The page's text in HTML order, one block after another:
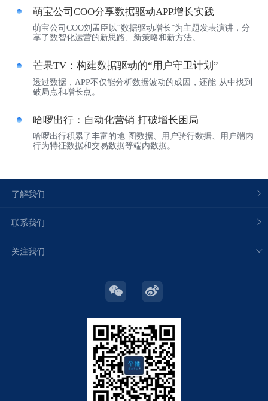
萌宝公司COO分享数据驱动APP增长实践
萌宝公司COO刘孟臣以“数据驱动增长”为主题发表演讲，分
享了数智化运营的新思路、新策略和新方法。
芒果TV：构建数据驱动的“用户守卫计划”
透过数据，APP不仅能分析数据波动的成因，还能 从中找到
破局点和增长点。
哈啰出行：自动化营销 打破增长困局
哈啰出行积累了丰富的地 图数据、用户骑行数据、用户端内
行为特征数据和交易数据等端内数据。
了解我们
联系我们
关注我们